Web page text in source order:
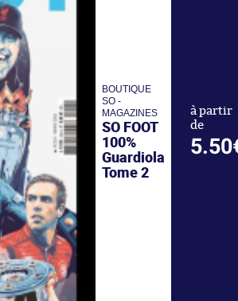
BOUTIQUE
SO -
MAGAZINES
SO FOOT
100%
Guardiola
Tome 2
à partir
de